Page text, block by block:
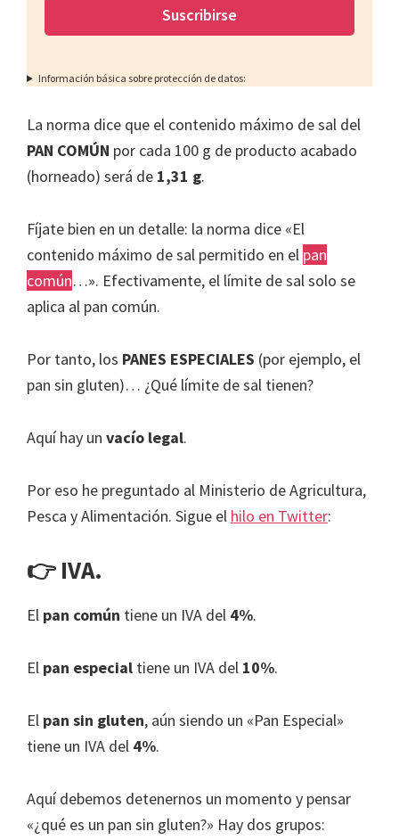
Información básica sobre protección de datos:
La norma dice que el contenido máximo de sal del
PAN COMÚN por cada 100 g de producto acabado
(horneado) será de 1,31 g.
Fíjate bien en un detalle: la norma dice «El
contenido máximo de sal permitido en el pan
común…». Efectivamente, el límite de sal solo se
aplica al pan común.
Por tanto, los PANES ESPECIALES (por ejemplo, el
pan sin gluten)… ¿Qué límite de sal tienen?
Aquí hay un vacío legal.
Por eso he preguntado al Ministerio de Agricultura,
Pesca y Alimentación. Sigue el hilo en Twitter:
👉 IVA.
El pan común tiene un IVA del 4%.
El pan especial tiene un IVA del 10%.
El pan sin gluten, aún siendo un «Pan Especial»
tiene un IVA del 4%.
Aquí debemos detenernos un momento y pensar
«¿qué es un pan sin gluten?» Hay dos grupos: